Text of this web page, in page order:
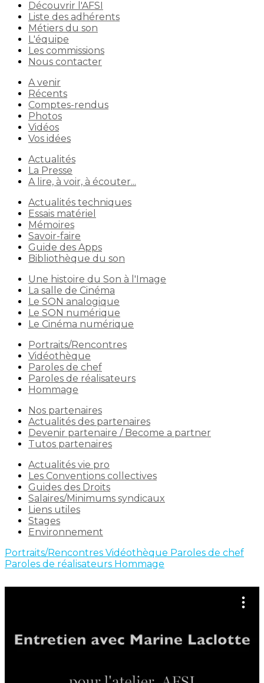
Découvrir l'AFSI
Liste des adhérents
Métiers du son
L'équipe
Les commissions
Nous contacter
A venir
Récents
Comptes-rendus
Photos
Vidéos
Vos idées
Actualités
La Presse
A lire, à voir, à écouter...
Actualités techniques
Essais matériel
Mémoires
Savoir-faire
Guide des Apps
Bibliothèque du son
Une histoire du Son à l'Image
La salle de Cinéma
Le SON analogique
Le SON numérique
Le Cinéma numérique
Portraits/Rencontres
Vidéothèque
Paroles de chef
Paroles de réalisateurs
Hommage
Nos partenaires
Actualités des partenaires
Devenir partenaire / Become a partner
Tutos partenaires
Actualités vie pro
Les Conventions collectives
Guides des Droits
Salaires/Minimums syndicaux
Liens utiles
Stages
Environnement
Portraits/Rencontres Vidéothèque Paroles de chef
Paroles de réalisateurs Hommage